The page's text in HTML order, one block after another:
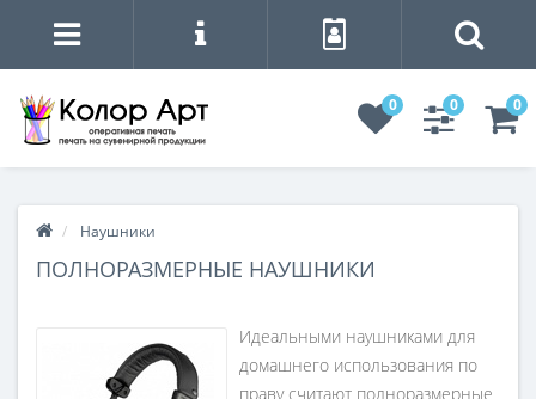
0 0 0
Наушники
ПОЛНОРАЗМЕРНЫЕ НАУШНИКИ
Идеальными наушниками для
домашнего использования по
праву считают полноразмерные